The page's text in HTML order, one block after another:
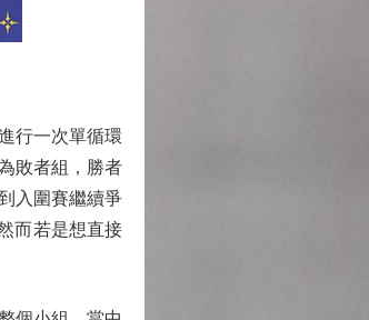
行一次單循環
敗者組，勝者
入圍賽繼續爭
而若是想直接